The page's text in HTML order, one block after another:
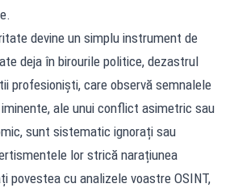
devine un simplu instrument de
deja în birourile politice, dezastrul
profesioniști, care observă semnalele
ale unui conflict asimetric sau
sunt sistematic ignorați sau
lor strică narațiunea
povestea cu analizele voastre OSINT,